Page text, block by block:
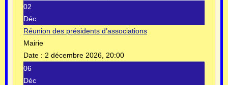
02
Déc
Réunion des présidents d’associations
Mairie
Date : 2 décembre 2026, 20:00
06
Déc